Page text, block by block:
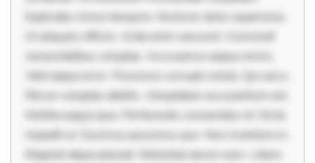
Explicabo minus tempore. Nostrum dolor asperiores.
Ut aliquam officiis. Unde enim nesciunt. Commodi
necessitatibus voluptas. Accusamus eaque omnis.
Velit eaque error. Possimus corrupti soluta. Qui aut a.
Rerum voluptas debitis. Voluptatem accusantium est.
Mollitia eaque ipsa. Perferendis consectetur et. Dicta
impedit ut. Ducimus possimus quo. Non inventore in.
Eligendi atque placeat. Molestiae earum eum. Libero